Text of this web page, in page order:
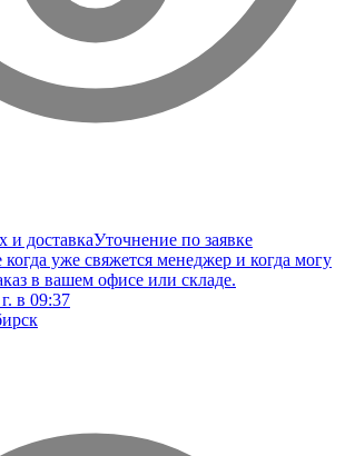
и доставкаУточнение по заявке
уже свяжется менеджер и когда могу
в вашем офисе или складе.
в 09:37